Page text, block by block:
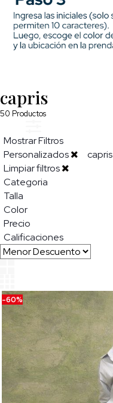
capris
50 Productos
Mostrar Filtros
Personalizados
capris
Limpiar filtros
Categoria
Talla
Color
Precio
Calificaciones
-60%